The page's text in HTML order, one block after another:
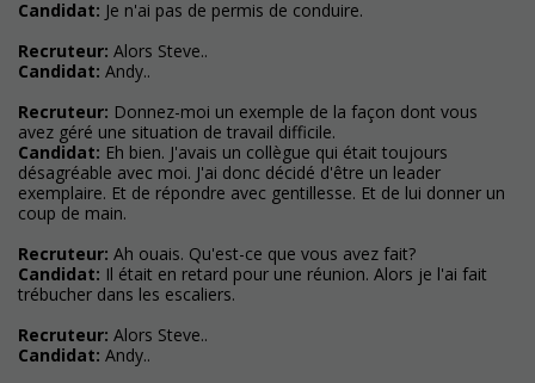
Candidat: Je n'ai pas de permis de conduire.
Recruteur: Alors Steve..
Candidat: Andy..
Recruteur: Donnez-moi un exemple de la façon dont vous
avez géré une situation de travail difficile.
Candidat: Eh bien. J'avais un collègue qui était toujours
désagréable avec moi. J'ai donc décidé d'être un leader
exemplaire. Et de répondre avec gentillesse. Et de lui donner un
coup de main.
Recruteur: Ah ouais. Qu'est-ce que vous avez fait?
Candidat: Il était en retard pour une réunion. Alors je l'ai fait
trébucher dans les escaliers.
Recruteur: Alors Steve..
Candidat: Andy..